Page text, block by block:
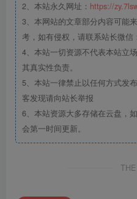
2、本站永久网址： https://
3、本网站的文章部分内容可能
考，如有侵权，请联系站长微信
4、本站一切资源不代表本站立
其真实性负责。
5、本站一律禁止以任何方式发
客发现请向站长举报
6、本站资源大多存储在云盘，
会第一时间更新。